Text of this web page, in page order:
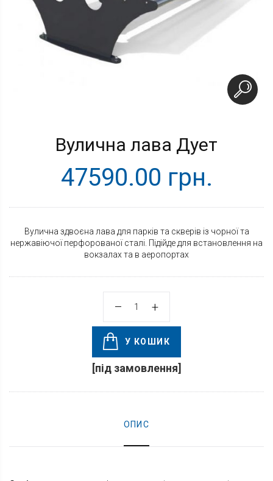
Вулична лава Дует
47590.00 грн.
Вулична здвоєна лава для парків та скверів із чорної та
нержавіючої перфорованої сталі. Підійде для встановлення на
вокзалах та в аеропортах
У КОШИК
[під замовлення]
ОПИС